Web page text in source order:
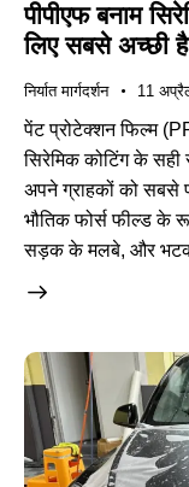
पीपीएफ बनाम
लिए सबसे अच्छी है
निर्यात मार्गदर्शन 11
पेंट प्रोटेक्शन फिल्म
सिरेमिक कोटिंग के सही
अपने ग्राहकों को सबसे
भौतिक फोर्स फील्ड के
सड़क के मलबे, और